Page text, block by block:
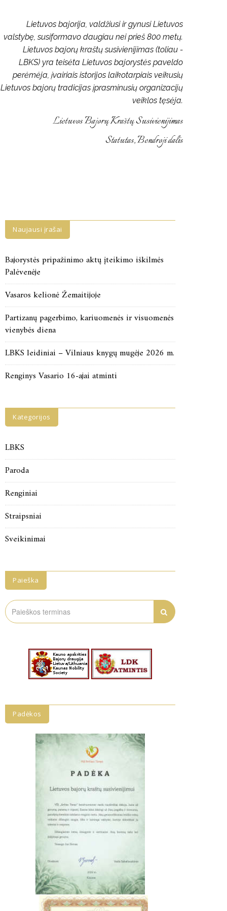
Lietuvos bajorija, valdžiusi ir gynusi Lietuvos
valstybę, susiformavo daugiau nei prieš 800 metų.
Lietuvos bajorų kraštų susivienijimas (toliau -
LBKS) yra teisėta Lietuvos bajorystės paveldo
perėmėja, įvairiais istorijos laikotarpiais veikusių
Lietuvos bajorų tradicijas įprasminusių organizacijų
veiklos tęsėja.
Lietuvos Bajorų Kraštų Susivienijimas
Statutas, Bendroji dalis
Naujausi įrašai
Bajorystės pripažinimo aktų įteikimo iškilmės
Palėvenėje
Vasaros kelionė Žemaitijoje
Partizanų pagerbimo, kariuomenės ir visuomenės
vienybės diena
LBKS leidiniai – Vilniaus knygų mugėje 2026 m.
Renginys Vasario 16-ajai atminti
Kategorijos
LBKS
Paroda
Renginiai
Straipsniai
Sveikinimai
Paieška
Search
for:
Padėkos